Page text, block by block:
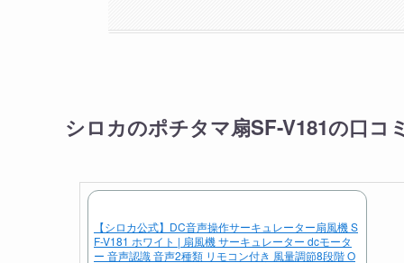
シロカのポチタマ扇SF-V181の口コ
【シロカ公式】DC音声操作サーキュレーター扇風機 S
F-V181 ホワイト | 扇風機 サーキュレーター dcモータ
ー 音声認識 音声2種類 リモコン付き 風量調節8段階 O